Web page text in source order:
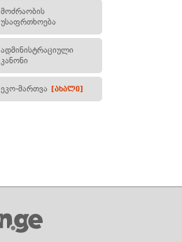
მოძრაობის
უსაფრთხოება
ადმინისტრაციული
კანონი
ეკო-მართვა [ახალი]